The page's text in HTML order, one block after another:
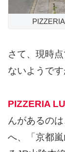
さて、現時
ないようです
PIZZERIA
んがあるの
へ、「京都